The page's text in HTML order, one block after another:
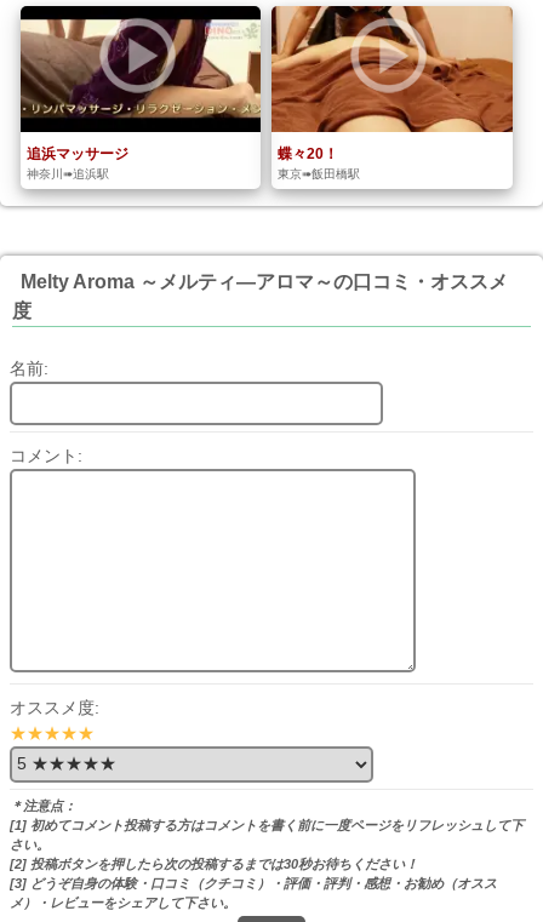
追浜マッサージ
神奈川➠追浜駅
蝶々20！
東京➠飯田橋駅
Melty Aroma ～メルティ―アロマ～の口コミ・オススメ
度
名前:
コメント:
オススメ度:
★★★★★
＊注意点：
[1] 初めてコメント投稿する方はコメントを書く前に一度ページをリフレッシュして下
さい。
[2] 投稿ボタンを押したら次の投稿するまでは30秒お待ちください！
[3] どうぞ自身の体験・口コミ（クチコミ）・評価・評判・感想・お勧め（オスス
メ）・レビューをシェアして下さい。